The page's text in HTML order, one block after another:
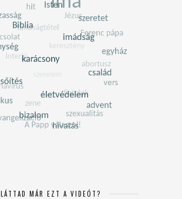
LÁTTAD MÁR EZT A VIDEÓT?